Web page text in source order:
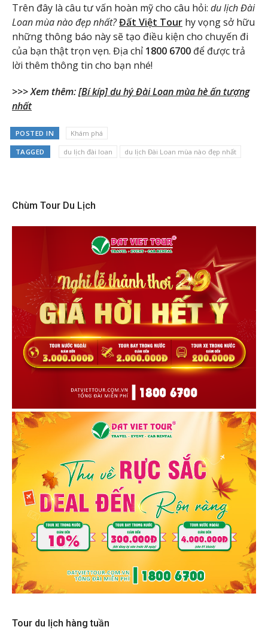
Trên đây là câu tư vấn hoàn mỹ cho câu hỏi: du lịch Đài
Loan mùa nào đẹp nhất?Đất Việt Tour hy vọng sở hữu
những thông báo này sẽ tạo điều kiện cho chuyến đi
của bạn thật trọn vẹn. Địa chỉ 1800 6700 để được trả
lời thêm thông tin cho bạn nhé!
>>> Xem thêm:[Bí kíp] du hý Đài Loan mùa hè ấn tượng
nhất
POSTED IN Khám phá
TAGGED du lịch đài loan du lịch Đài Loan mùa nào đẹp nhất
Chùm Tour Du Lịch
Tour du lịch hàng tuần